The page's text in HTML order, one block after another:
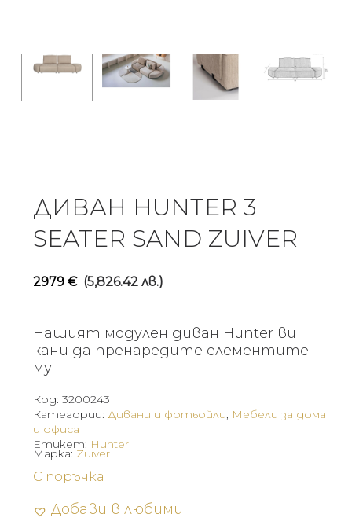
ДИВАН HUNTER 3
SEATER SAND ZUIVER
2979 € (5,826.42 лв.)
Нашият модулен диван Hunter ви
кани да пренаредите елементите
му.
Код: 3200243
Категории: Дивани и фотьойли, Мебели за дома
и офиса
Етикет: Hunter
С поръчка
Добави в любими
Марка: Zuiver